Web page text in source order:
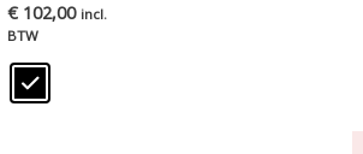
€102,00 incl.
BTW